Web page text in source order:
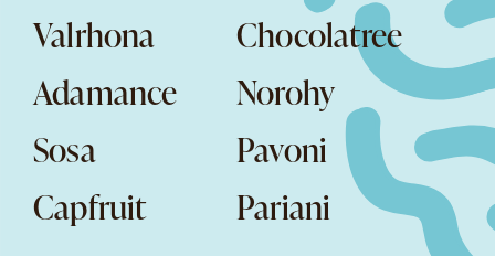
Valrhona
Chocolatree
Adamance
Norohy
Sosa
Pavoni
Capfruit
Pariani